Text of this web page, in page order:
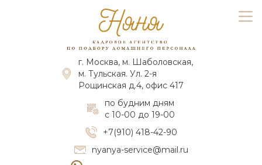
г. Москва, м. Шаболовская,
м. Тульская. Ул. 2-я
Рощинская д.4, офис 417
по будним дням
с 10-00 до 19-00
+7(910) 418-42-90
nyanya-service@mail.ru